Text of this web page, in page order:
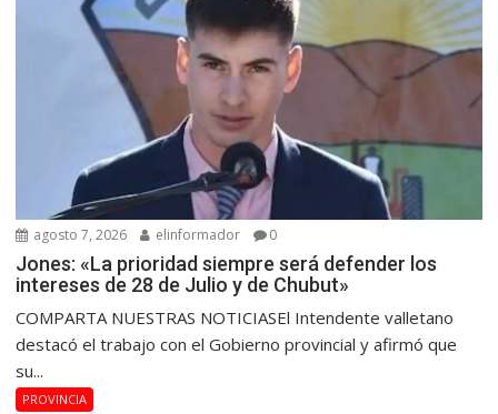
agosto 7, 2026 elinformador 0
Jones: «La prioridad siempre será defender los
intereses de 28 de Julio y de Chubut»
COMPARTA NUESTRAS NOTICIASEl Intendente valletano
destacó el trabajo con el Gobierno provincial y afirmó que
su...
PROVINCIA